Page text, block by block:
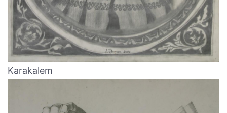
Karakalem